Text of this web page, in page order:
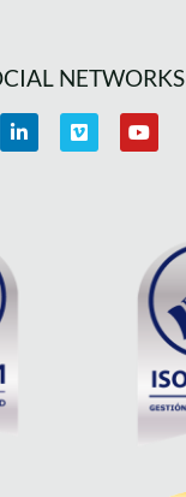
NETWORKS